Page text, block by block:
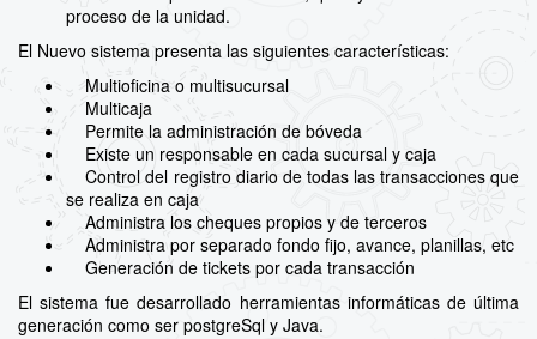
proceso de la unidad.
El Nuevo sistema presenta las siguientes características:
Multioficina o multisucursal
Multicaja
Permite la administración de bóveda
Existe un responsable en cada sucursal y caja
Control del registro diario de todas las transacciones que
se realiza en caja
Administra los cheques propios y de terceros
Administra por separado fondo fijo, avance, planillas, etc
Generación de tickets por cada transacción
El sistema fue desarrollado herramientas informáticas de última
generación como ser postgreSql y Java.